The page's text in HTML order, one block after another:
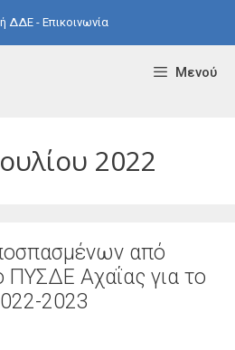
ΔΔΕ - Επικοινωνία
Μενού
2022
από
Αχαΐας για το
2023